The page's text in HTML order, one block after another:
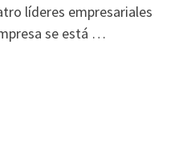
líderes empresariales
se está …